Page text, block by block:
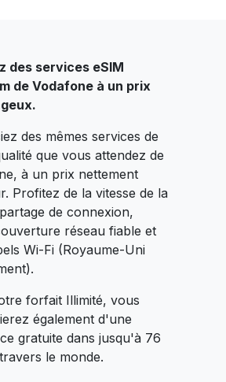
des services eSIM
de Vodafone à un prix
des mêmes services de
que vous attendez de
à un prix nettement
Profitez de la vitesse de la
de connexion,
réseau fiable et
Wi-Fi (Royaume-Uni
forfait Illimité, vous
également d'une
gratuite dans jusqu'à 76
le monde.